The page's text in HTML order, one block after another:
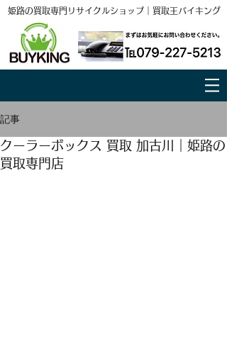
姫路の買取専門リサイクルショップ｜買取王バイキング
記事
クーラーボックス 買取 加古川｜姫路の
買取専門店